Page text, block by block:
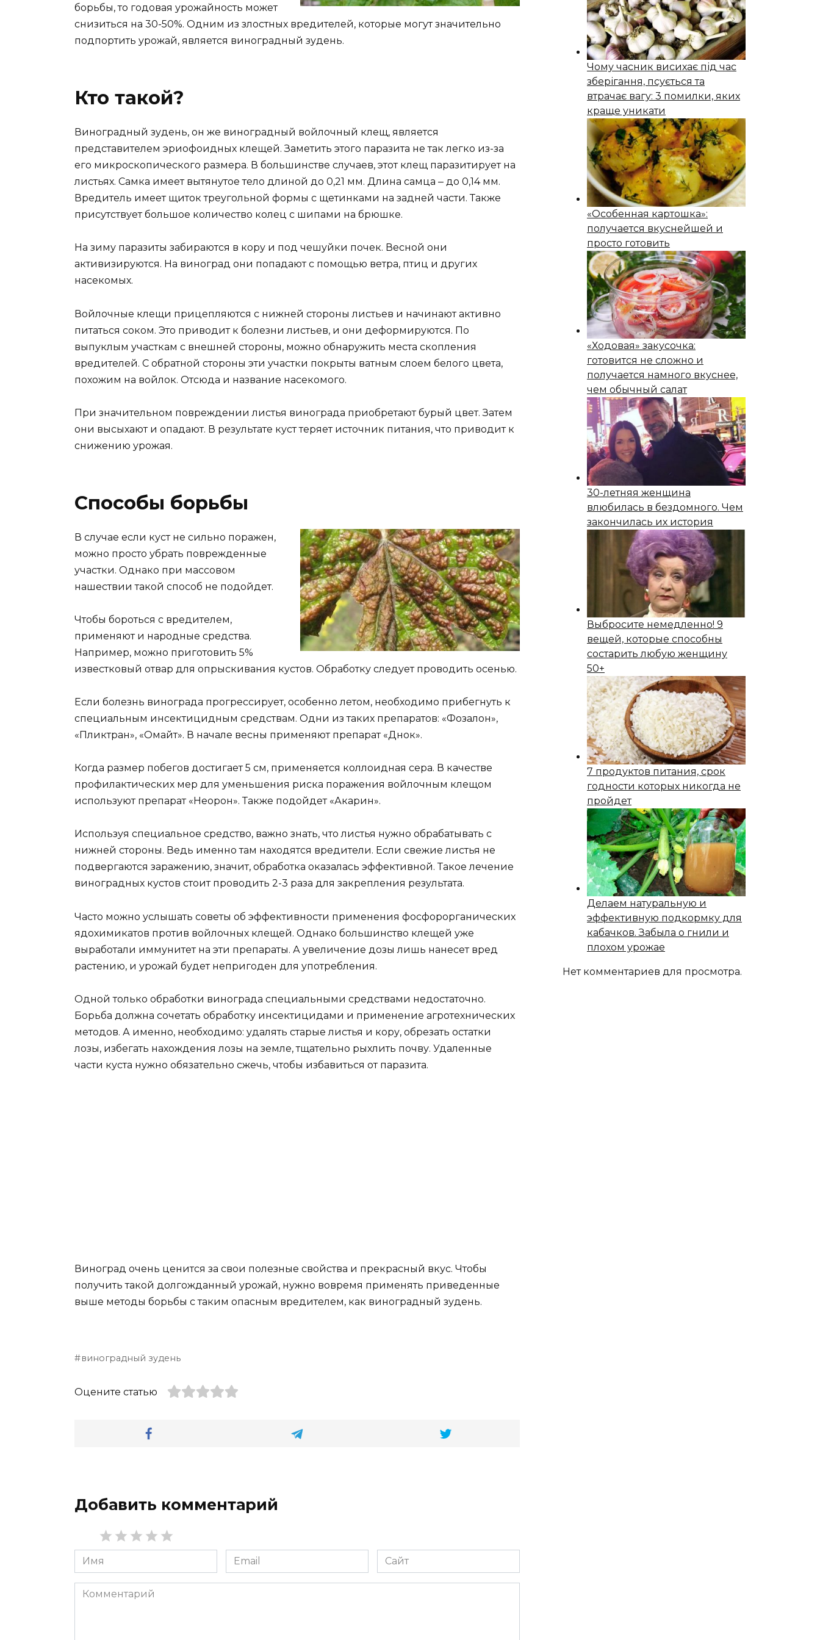
борьбы, то годовая урожайность может
снизиться на 30-50%. Одним из злостных вредителей, которые могут значительно
подпортить урожай, является виноградный зудень.
Кто такой?
Виноградный зудень, он же виноградный войлочный клещ, является
представителем эриофоидных клещей. Заметить этого паразита не так легко из-за
его микроскопического размера. В большинстве случаев, этот клещ паразитирует на
листьях. Самка имеет вытянутое тело длиной до 0,21 мм. Длина самца ‒ до 0,14 мм.
Вредитель имеет щиток треугольной формы с щетинками на задней части. Также
присутствует большое количество колец с шипами на брюшке.
На зиму паразиты забираются в кору и под чешуйки почек. Весной они
активизируются. На виноград они попадают с помощью ветра, птиц и других
насекомых.
Войлочные клещи прицепляются с нижней стороны листьев и начинают активно
питаться соком. Это приводит к болезни листьев, и они деформируются. По
выпуклым участкам с внешней стороны, можно обнаружить места скопления
вредителей. С обратной стороны эти участки покрыты ватным слоем белого цвета,
похожим на войлок. Отсюда и название насекомого.
При значительном повреждении листья винограда приобретают бурый цвет. Затем
они высыхают и опадают. В результате куст теряет источник питания, что приводит к
снижению урожая.
Способы борьбы
В случае если куст не сильно поражен,
можно просто убрать поврежденные
участки. Однако при массовом
нашествии такой способ не подойдет.
Чтобы бороться с вредителем,
применяют и народные средства.
Например, можно приготовить 5%
известковый отвар для опрыскивания кустов. Обработку следует проводить осенью.
Если болезнь винограда прогрессирует, особенно летом, необходимо прибегнуть к
специальным инсектицидным средствам. Одни из таких препаратов: «Фозалон»,
«Пликтран», «Омайт». В начале весны применяют препарат «Днок».
Когда размер побегов достигает 5 см, применяется коллоидная сера. В качестве
профилактических мер для уменьшения риска поражения войлочным клещом
используют препарат «Неорон». Также подойдет «Акарин».
Используя специальное средство, важно знать, что листья нужно обрабатывать с
нижней стороны. Ведь именно там находятся вредители. Если свежие листья не
подвергаются заражению, значит, обработка оказалась эффективной. Такое лечение
виноградных кустов стоит проводить 2-3 раза для закрепления результата.
Часто можно услышать советы об эффективности применения фосфорорганических
ядохимикатов против войлочных клещей. Однако большинство клещей уже
выработали иммунитет на эти препараты. А увеличение дозы лишь нанесет вред
растению, и урожай будет непригоден для употребления.
Одной только обработки винограда специальными средствами недостаточно.
Борьба должна сочетать обработку инсектицидами и применение агротехнических
методов. А именно, необходимо: удалять старые листья и кору, обрезать остатки
лозы, избегать нахождения лозы на земле, тщательно рыхлить почву. Удаленные
части куста нужно обязательно сжечь, чтобы избавиться от паразита.
Виноград очень ценится за свои полезные свойства и прекрасный вкус. Чтобы
получить такой долгожданный урожай, нужно вовремя применять приведенные
выше методы борьбы с таким опасным вредителем, как виноградный зудень.
виноградный зудень
Оцените статью
Добавить комментарий
Имя
*
Email
*
Сайт
Комментарий
Чому часник висихає під час
зберігання, псується та
втрачає вагу: 3 помилки, яких
краще уникати
«Особенная картошка»:
получается вкуснейшей и
просто готовить
«Ходовая» закусочка:
готовится не сложно и
получается намного вкуснее,
чем обычный салат
30-летняя женщина
влюбилась в бездомного. Чем
закончилась их история
Выбросите немедленно! 9
вещей, которые способны
состapить любую женщину
50+
7 продуктов питания, срок
годности которых никогда не
пройдет
Делаем натуральную и
эффективную подкормку для
кабачков. Забыла о гнили и
плохом урожае
Нет комментариев для просмотра.